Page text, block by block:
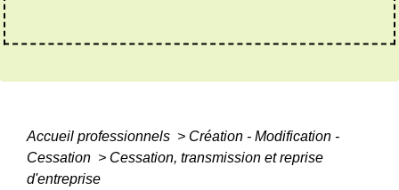
Accueil professionnels > Création - Modification -
Cessation > Cessation, transmission et reprise
d'entreprise